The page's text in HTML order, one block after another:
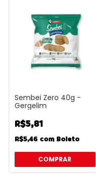
Sembei Zero 40g -
Gergelim
R$5,81
R$5,46 com Boleto